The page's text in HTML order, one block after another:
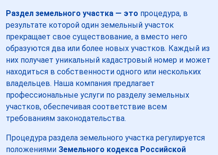
Раздел земельного участка — это процедура, в
результате которой один земельный участок
прекращает свое существование, а вместо него
образуются два или более новых участков. Каждый из
них получает уникальный кадастровый номер и может
находиться в собственности одного или нескольких
владельцев. Наша компания предлагает
профессиональные услуги по разделу земельных
участков, обеспечивая соответствие всем
требованиям законодательства.
Процедура раздела земельного участка регулируется
положениями Земельного кодекса Российской